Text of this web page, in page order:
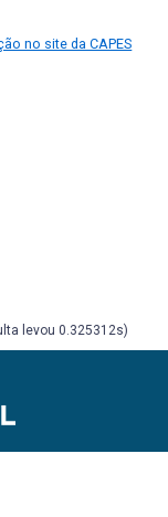
no site da CAPES
levou 0.325312s)